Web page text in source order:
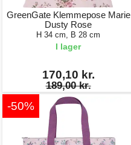
GreenGate Klemmepose Marie
Dusty Rose
H 34 cm, B 28 cm
I lager
170,10 kr.
189,00 kr.
-50%